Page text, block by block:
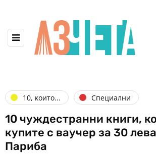
10, които... Специални
10 чуждестранни книги,
купите с ваучер за 30
Париба